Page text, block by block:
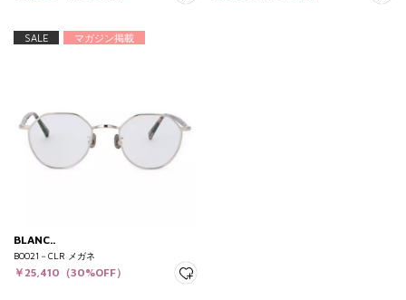
SALE マガジン掲載
BLANC..
B0021－CLR メガネ
￥25,410（30%OFF）